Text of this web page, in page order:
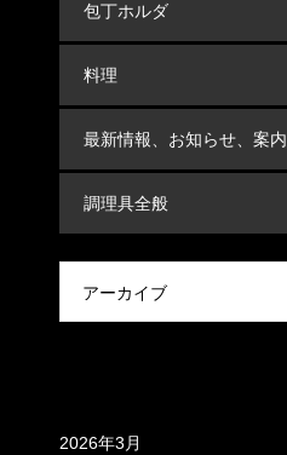
包丁ホルダ
料理
最新情報、お知らせ、案内
調理具全般
アーカイブ
2026年3月